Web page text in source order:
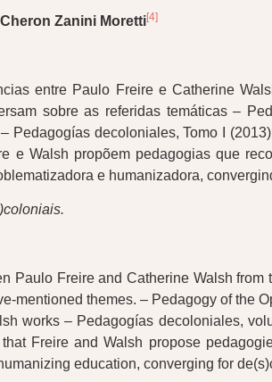
Cheron Zanini Moretti[4]
entre Paulo Freire e Catherine
sobre as referidas temáticas –
decoloniales, Tomo I
Walsh propõem pedagogias que
e humanizadora,
Freire and Catherine Walsh
themes. – Pedagogy of the
works – Pedagogías decoloniales,
Freire and Walsh propose
education, converging for